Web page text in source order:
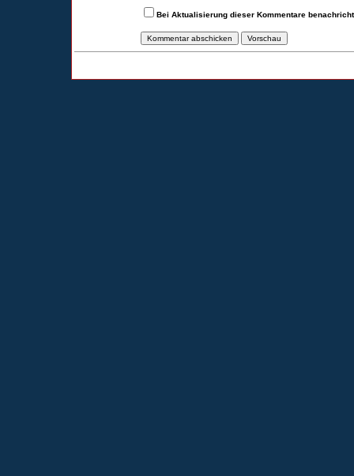
Bei Aktualisierung dieser Kommentare